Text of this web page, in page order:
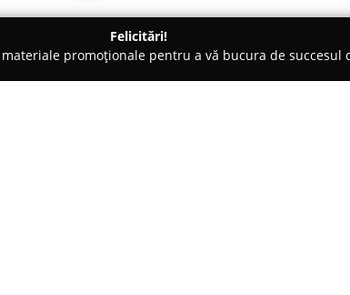
Felicitări!
promoționale pentru a vă bucura de succesul